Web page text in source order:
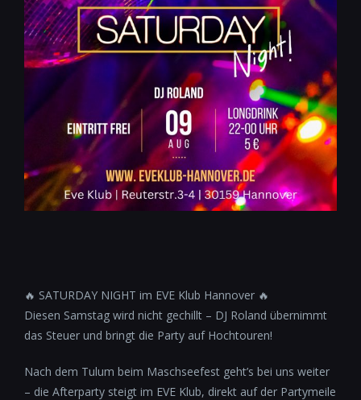
🔥 SATURDAY NIGHT im EVE Klub Hannover 🔥
Diesen Samstag wird nicht gechillt – DJ Roland übernimmt
das Steuer und bringt die Party auf Hochtouren!
Nach dem Tulum beim Maschseefest geht’s bei uns weiter
– die Afterparty steigt im EVE Klub, direkt auf der Partymeile